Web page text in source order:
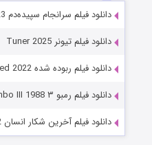
دانلود فیلم سرانجام سپیده‌دم Finally Dawn 2023
دانلود فیلم تیونر Tuner 2025
دانلود فیلم ربوده شده Abducted 2022
دانلود فیلم رمبو ۳ Rambo III 1988
دانلود فیلم آخرین شکار انسان The Last Manhunt 2022